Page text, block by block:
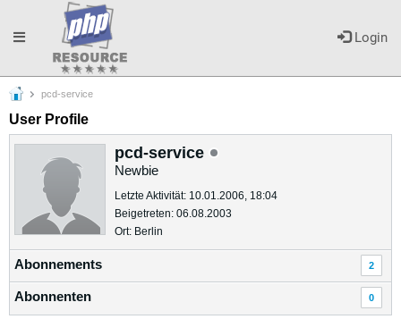
Login
Toggle
navigation
pcd-service
User Profile
pcd-service
Newbie
Letzte Aktivität: 10.01.2006, 18:04
Beigetreten: 06.08.2003
Ort: Berlin
Abonnements 2
Abonnenten 0